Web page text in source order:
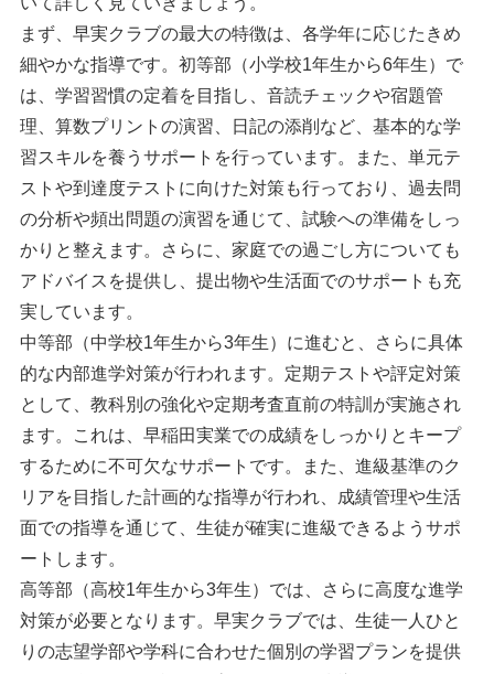
まず、早実クラブの最大の特徴は、各学年に応じたきめ
細やかな指導です。初等部（小学校1年生から6年生）で
は、学習習慣の定着を目指し、音読チェックや宿題管
理、算数プリントの演習、日記の添削など、基本的な学
習スキルを養うサポートを行っています。また、単元テ
ストや到達度テストに向けた対策も行っており、過去問
の分析や頻出問題の演習を通じて、試験への準備をしっ
かりと整えます。さらに、家庭での過ごし方についても
アドバイスを提供し、提出物や生活面でのサポートも充
実しています。
中等部（中学校1年生から3年生）に進むと、さらに具体
的な内部進学対策が行われます。定期テストや評定対策
として、教科別の強化や定期考査直前の特訓が実施され
ます。これは、早稲田実業での成績をしっかりとキープ
するために不可欠なサポートです。また、進級基準のク
リアを目指した計画的な指導が行われ、成績管理や生活
面での指導を通じて、生徒が確実に進級できるようサポ
ートします。
高等部（高校1年生から3年生）では、さらに高度な進学
対策が必要となります。早実クラブでは、生徒一人ひと
りの志望学部や学科に合わせた個別の学習プランを提供